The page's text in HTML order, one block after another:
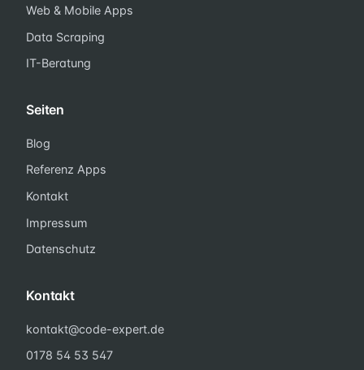
Web & Mobile Apps
Data Scraping
IT-Beratung
Seiten
Blog
Referenz Apps
Kontakt
Impressum
Datenschutz
Kontakt
kontakt@code-expert.de
0178 54 53 547